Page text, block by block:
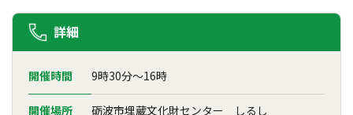
詳細
開催時間 9時30分～16時
開催場所 砺波市埋蔵文化財センター しるし